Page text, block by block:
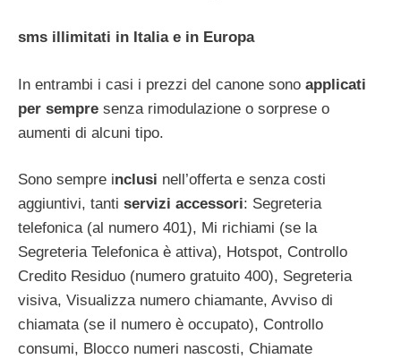
sms illimitati in Italia e in Europa
In entrambi i casi i prezzi del canone sono applicati
per sempre senza rimodulazione o sorprese o
aumenti di alcuni tipo.
Sono sempre inclusi nell’offerta e senza costi
aggiuntivi, tanti servizi accessori: Segreteria
telefonica (al numero 401), Mi richiami (se la
Segreteria Telefonica è attiva), Hotspot, Controllo
Credito Residuo (numero gratuito 400), Segreteria
visiva, Visualizza numero chiamante, Avviso di
chiamata (se il numero è occupato), Controllo
consumi, Blocco numeri nascosti, Chiamate